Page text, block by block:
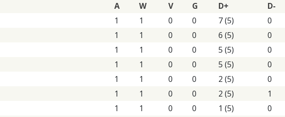
A W V G D+ D-
1 1 0 0 7 (5) 0
1 1 0 0 6 (5) 0
1 1 0 0 5 (5) 0
1 1 0 0 5 (5) 0
1 1 0 0 2 (5) 0
1 1 0 0 2 (5) 1
1 1 0 0 1 (5) 0